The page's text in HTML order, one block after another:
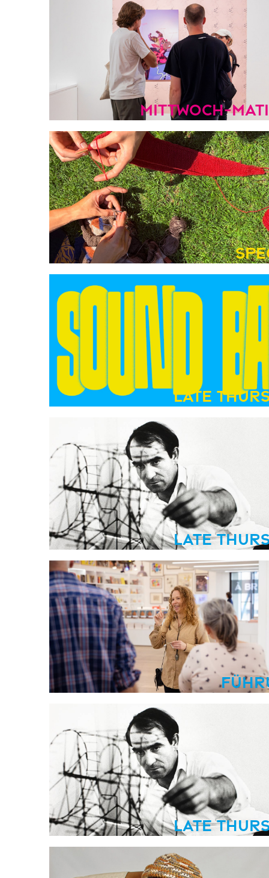
mittwoch-
Late
Late
Late